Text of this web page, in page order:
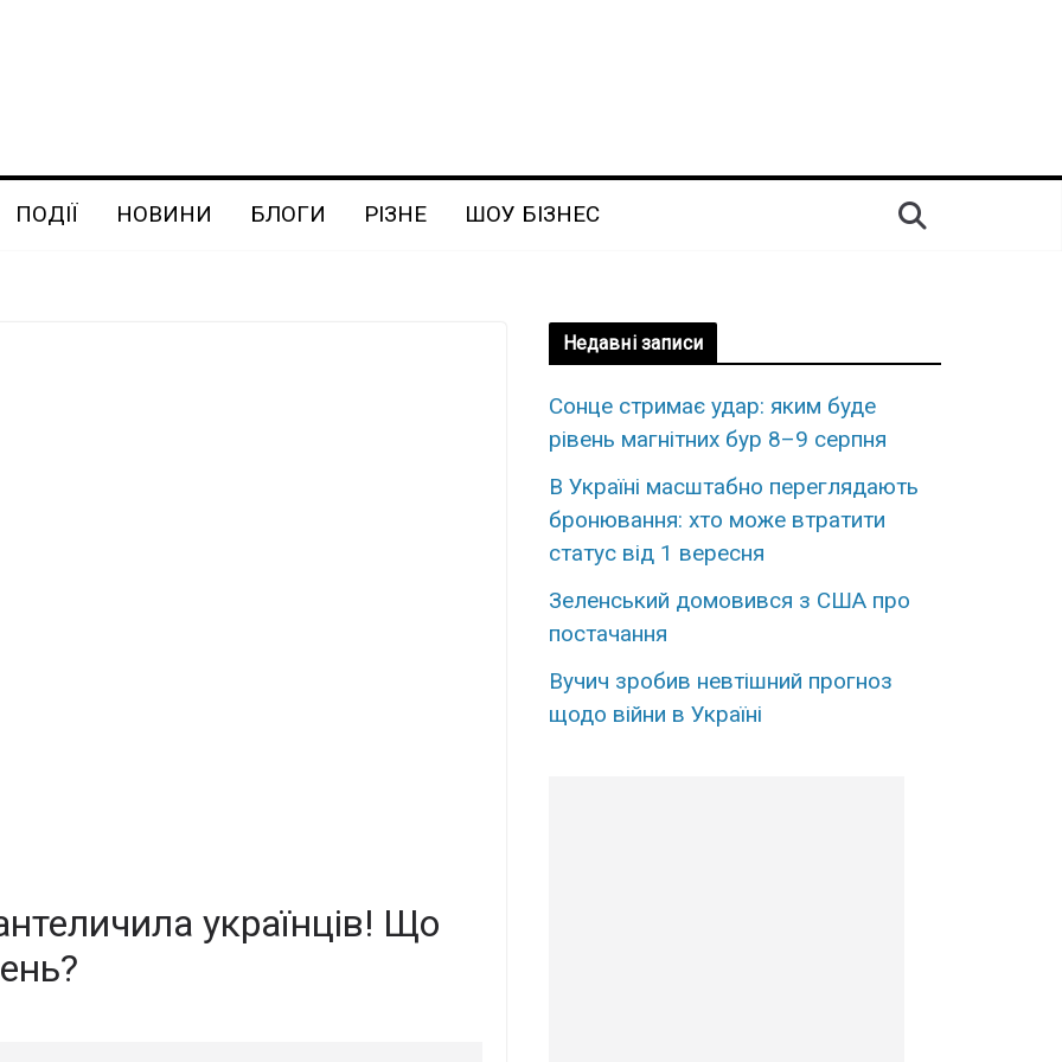
ПОДІЇ НОВИНИ БЛОГИ РІЗНЕ ШОУ БІЗНЕС
укpаїнців! Що
Недавні записи
Сонце стримає удар: яким буде
рівень магнітних бур 8–9 серпня
В Україні масштабно переглядають
бронювання: хто може втратити
статус від 1 вересня
Зеленський домовився з США про
постачання
Вучич зробив невтішний прогноз
щодо війни в Україні